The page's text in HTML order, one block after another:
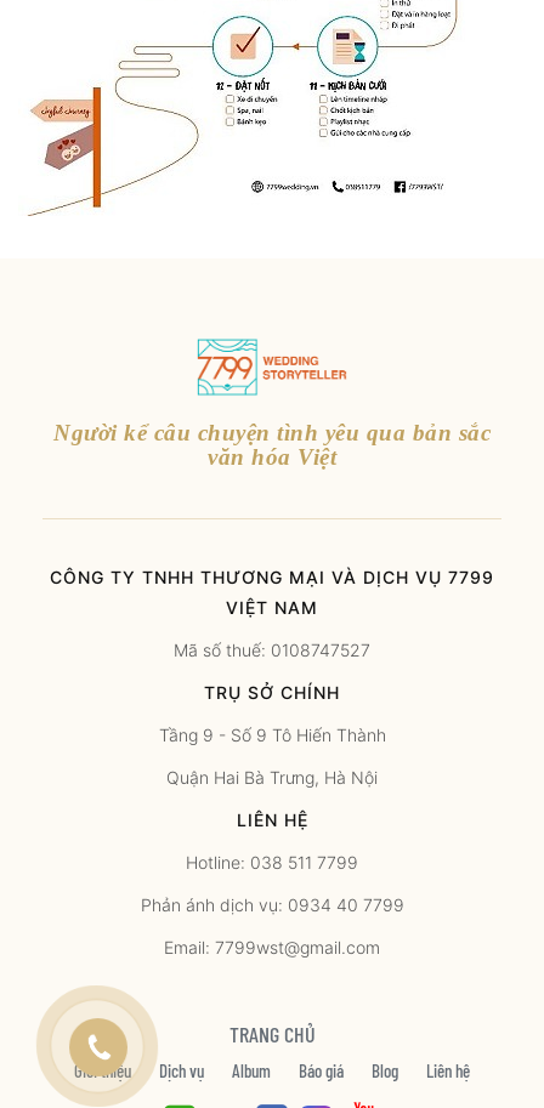
Người kể câu chuyện tình yêu qua bản sắc
văn hóa Việt
CÔNG TY TNHH THƯƠNG MẠI VÀ DỊCH VỤ 7799
VIỆT NAM
Mã số thuế: 0108747527
TRỤ SỞ CHÍNH
Tầng 9 - Số 9 Tô Hiến Thành
Quận Hai Bà Trưng, Hà Nội
LIÊN HỆ
Hotline: 038 511 7799
Phản ánh dịch vụ: 0934 40 7799
Email: 7799wst@gmail.com
TRANG CHỦ
Giới thiệu Dịch vụ Album Báo giá Blog Liên hệ